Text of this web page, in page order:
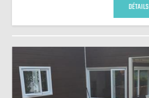
DÉTAILS